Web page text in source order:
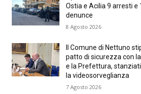
Ostia e Acilia 9 arresti e
denunce
8 Agosto 2026
Il Comune di Nettuno
patto di sicurezza con
e la Prefettura,
la videosorveglianza
7 Agosto 2026